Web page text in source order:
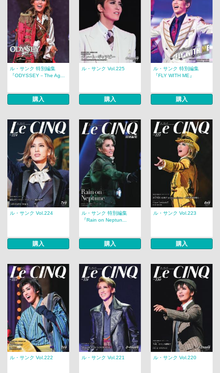
ル・サンク 特別編集
『ODYSSEY－The Ag...
購入
ル・サンク Vol.225
購入
ル・サンク 特別編集
『FLY WITH ME』
購入
ル・サンク Vol.224
購入
ル・サンク 特別編集
『Rain on Neptun...
購入
ル・サンク Vol.223
購入
ル・サンク Vol.222 ル・サンク Vol.221 ル・サンク Vol.220